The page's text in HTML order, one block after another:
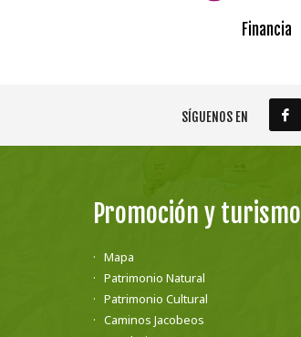
Financia
SÍGUENOS EN
Promoción y turismo
Mapa
Patrimonio Natural
Patrimonio Cultural
Caminos Jacobeos